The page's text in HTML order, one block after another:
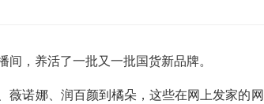
间，养活了一批又一批国货新品牌。
薇诺娜、润百颜到橘朵，这些在网上发家的网